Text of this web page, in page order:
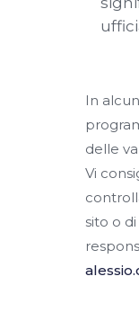
In
delle
Vi
sito o